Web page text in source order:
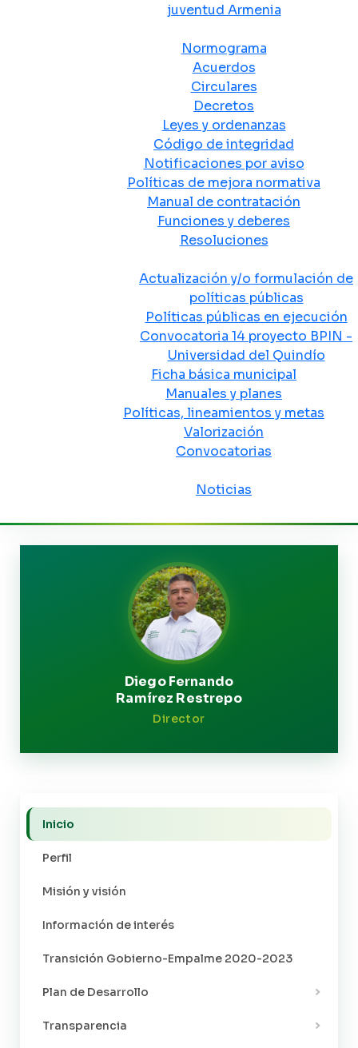
juventud Armenia
Normograma
Acuerdos
Circulares
Decretos
Leyes y ordenanzas
Código de integridad
Notificaciones por aviso
Políticas de mejora normativa
Manual de contratación
Funciones y deberes
Resoluciones
Actualización y/o formulación de
políticas públicas
Políticas públicas en ejecución
Convocatoria 14 proyecto BPIN -
Universidad del Quindío
Ficha básica municipal
Manuales y planes
Políticas, lineamientos y metas
Valorización
Convocatorias
Noticias
Diego Fernando
Ramírez Restrepo
Director
Inicio
Perfil
Misión y visión
Información de interés
Transición Gobierno-Empalme 2020-2023
Plan de Desarrollo
Transparencia